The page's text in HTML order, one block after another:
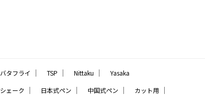
バタフライ ｜ TSP ｜ Nittaku ｜ Yasaka
シェーク ｜ 日本式ペン ｜ 中国式ペン ｜ カット用 ｜